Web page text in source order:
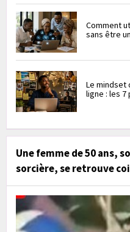
Comment
sans être
Le mindset
ligne : les 7
Une femme de 50 ans,
sorcière, se retrouve